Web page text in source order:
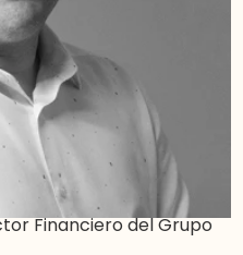
Financiero del Grupo